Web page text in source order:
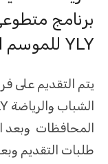
برنامج
YLY للموسم الثامن بجميع المحافظات
يتم التقديم على
المحافظات وبعد
طلبات التقديم